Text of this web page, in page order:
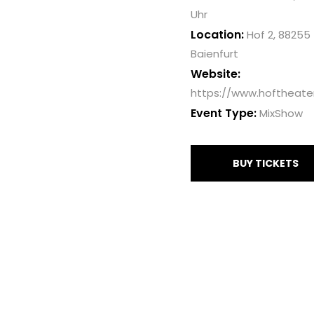
Uhr
Location:Hof 2, 88255
Baienfurt
Website:
https://
Event Type:MixShow
BUY TICKETS